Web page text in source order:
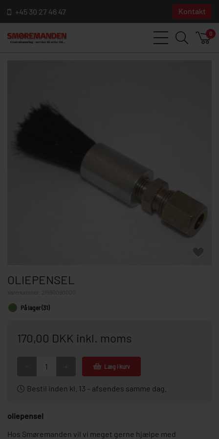
+45 30 27 46 47 Kontakt
0
OLIEPENSEL
21590090000
På lager (31)
170,00 DKK inkl. moms
Læg i kurv
Bestil inden kl. 13 – afsendes samme dag.
oliepensel
Hos Smøremanden vil vi meget gerne hjælpe med